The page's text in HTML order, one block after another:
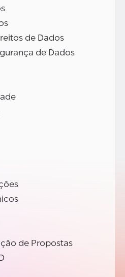
de Dados
de Dados
de Propostas